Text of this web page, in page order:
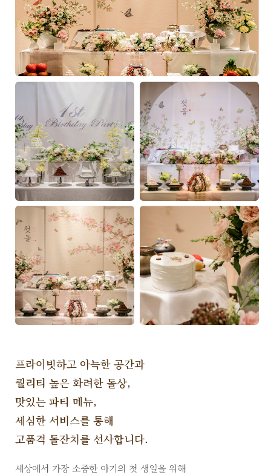
프라이빗하고 아늑한 공간과
퀄리티 높은 화려한 돌상,
맛있는 파티 메뉴,
세심한 서비스를 통해
고품격 돌잔치를 선사합니다.
세상에서 가장 소중한 아기의 첫 생일을 위해